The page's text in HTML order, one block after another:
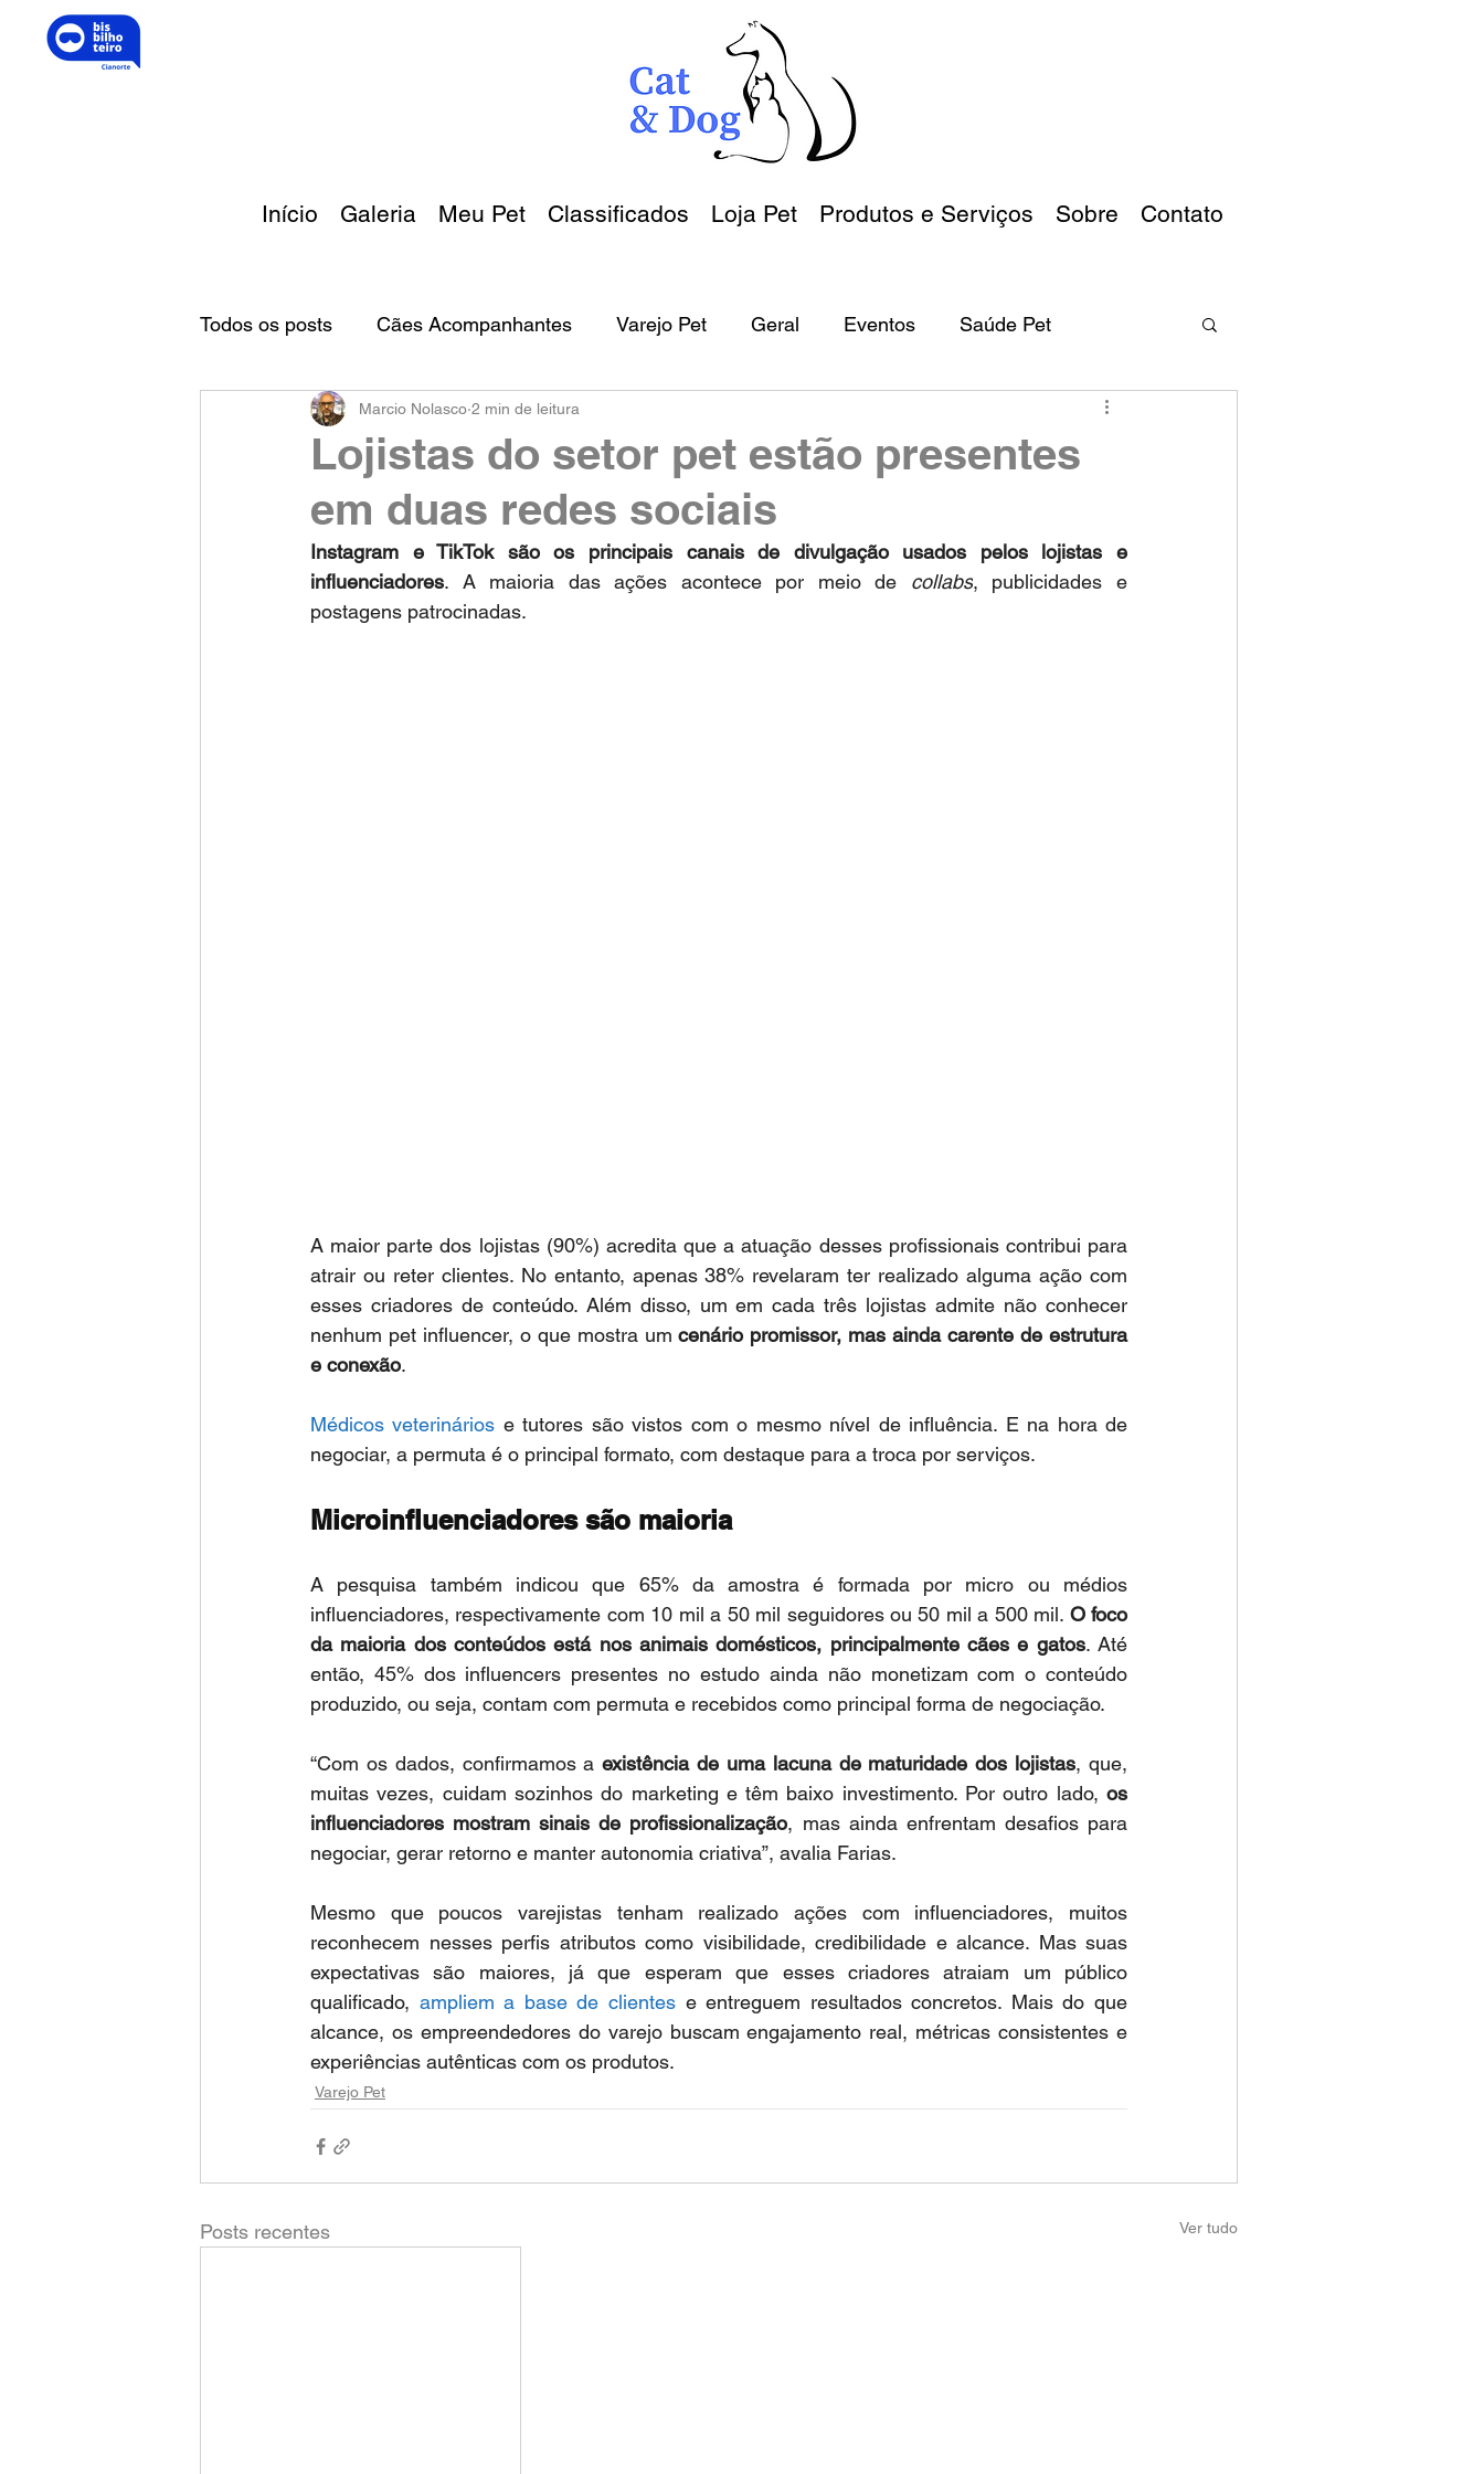
Início Galeria Meu Pet Classificados Loja Pet Produtos e Serviços Sobre Contato
Todos os posts Cães Acompanhantes Varejo Pet Geral Eventos Saúde Pet
Melhor Amigo
Lojistas do setor pet estão presentes
em duas redes sociais
Marcio Nolasco 2 min de leitura
Instagram e TikTok são os principais canais de divulgação usados pelos lojistas e
influenciadores. A maioria das ações acontece por meio de collabs, publicidades e
postagens patrocinadas.
A maior parte dos lojistas (90%) acredita que a atuação desses profissionais contribui para
atrair ou reter clientes. No entanto, apenas 38% revelaram ter realizado alguma ação com
esses criadores de conteúdo. Além disso, um em cada três lojistas admite não conhecer
nenhum pet influencer, o que mostra um cenário promissor, mas ainda carente de estrutura
e conexão.
Médicos veterinários e tutores são vistos com o mesmo nível de influência. E na hora de
negociar, a permuta é o principal formato, com destaque para a troca por serviços.
Microinfluenciadores são maioria
A pesquisa também indicou que 65% da amostra é formada por micro ou médios
influenciadores, respectivamente com 10 mil a 50 mil seguidores ou 50 mil a 500 mil. O foco
da maioria dos conteúdos está nos animais domésticos, principalmente cães e gatos. Até
então, 45% dos influencers presentes no estudo ainda não monetizam com o conteúdo
produzido, ou seja, contam com permuta e recebidos como principal forma de negociação.
“Com os dados, confirmamos a existência de uma lacuna de maturidade dos lojistas, que,
muitas vezes, cuidam sozinhos do marketing e têm baixo investimento. Por outro lado, os
influenciadores mostram sinais de profissionalização, mas ainda enfrentam desafios para
negociar, gerar retorno e manter autonomia criativa”, avalia Farias.
Mesmo que poucos varejistas tenham realizado ações com influenciadores, muitos
reconhecem nesses perfis atributos como visibilidade, credibilidade e alcance. Mas suas
expectativas são maiores, já que esperam que esses criadores atraiam um público
qualificado, ampliem a base de clientes e entreguem resultados concretos. Mais do que
alcance, os empreendedores do varejo buscam engajamento real, métricas consistentes e
experiências autênticas com os produtos.
Varejo Pet
Posts recentes Ver tudo